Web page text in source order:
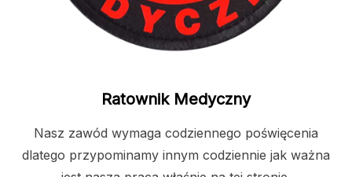
Ratownik Medyczny
Nasz zawód wymaga codziennego poświęcenia
dlatego przypominamy innym codziennie jak ważna